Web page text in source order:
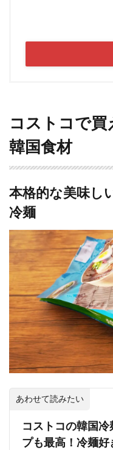
コストコで
韓国食材
本格的な美味し
冷麺
あわせて読みたい
コストコの韓国
プも最高！冷麺好